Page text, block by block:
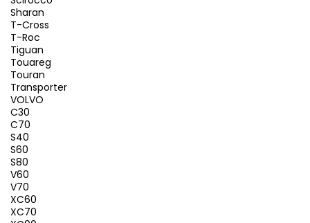
Sharan
T-Cross
T-Roc
Tiguan
Touareg
Touran
Transporter
VOLVO
C30
C70
S40
S60
S80
V60
V70
XC60
XC70